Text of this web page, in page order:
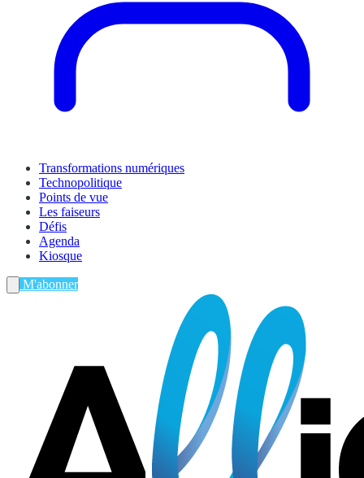
Transformations numériques
Technopolitique
Points de vue
Les faiseurs
Défis
Agenda
Kiosque
M'abonner